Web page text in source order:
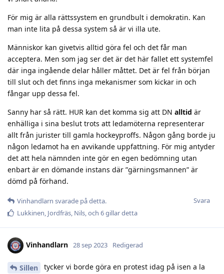
För mig är alla rättssystem en grundbult i demokratin. Kan
man inte lita på dessa system så är vi illa ute.
Människor kan givetvis alltid göra fel och det får man
acceptera. Men som jag ser det är det här fallet ett systemfel
där inga ingående delar håller måttet. Det är fel från början
till slut och det finns inga mekanismer som kickar in och
fångar upp dessa fel.
Sanny har så rätt. HUR kan det komma sig att DN alltid är
enhälliga i sina beslut trots att ledamöterna representerar
allt från jurister till gamla hockeyproffs. Någon gång borde ju
någon ledamot ha en avvikande uppfattning. För mig antyder
det att hela nämnden inte gör en egen bedömning utan
enbart är en dömande instans där ”gärningsmannen” är
dömd på förhand.
Svara
Vinhandlarn svarade på detta.
Lukkinen, Jordfräs, Nils, och 6gillar detta
Vinhandlarn 28 sep 2023 Redigerad
Sillen tycker vi borde göra en protest idag på isen a la